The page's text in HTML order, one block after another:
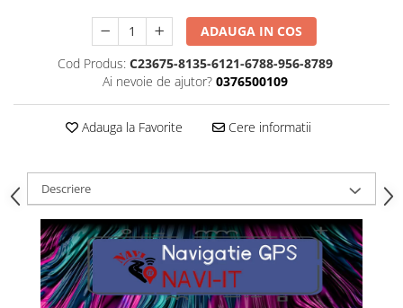
ADAUGA IN COS
Cod Produs: C23675-8135-6121-6788-956-8789
Ai nevoie de ajutor? 0376500109
Adauga la Favorite Cere informatii
Descriere